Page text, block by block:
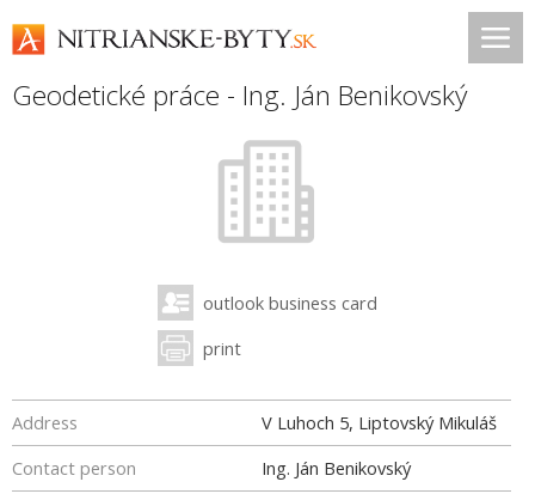
Geodetické práce - Ing. Ján Benikovský
outlook business card
print
Address
V Luhoch 5, Liptovský Mikuláš
Contact person
Ing. Ján Benikovský